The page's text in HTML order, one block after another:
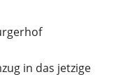
in das jetzige